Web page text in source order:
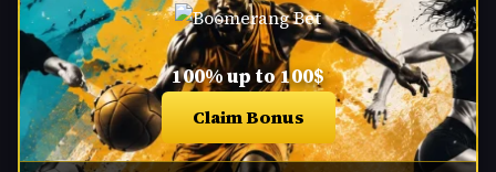
100% up to 100$
Claim Bonus